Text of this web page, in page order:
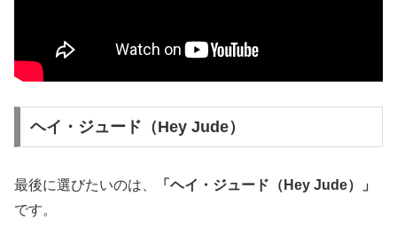
ヘイ・ジュード（Hey Jude）
最後に選びたいのは、
「ヘイ・ジュード（Hey Jude）」
です。